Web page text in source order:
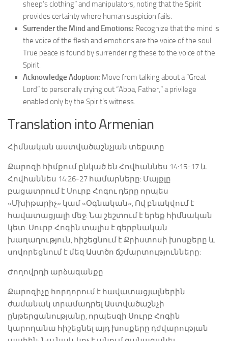
sheep’s clothing” and manipulators, noting that the Spirit
provides certainty where human suspicion fails.
Surrender the Mind and Emotions: Recognize that the mind is
the voice of the flesh and emotions are the voice of the soul.
True peace is found by surrendering these to the voice of the
Spirit.
Acknowledge Adoption: Move from talking about a “Great
Lord” to personally crying out “Abba, Father,” a privilege
enabled only by the Spirit’s witness.
Translation into Armenian
Հիմնական աստվածաշնչյան տեքստը
Քարոզի հիմքում ընկած են Հովհաննես 14:15-17 և
Հովհաննես 14:26-27 համարները: Մայքլը
բացատրում է Սուրբ Հոգու դերը որպես
«Մխիթարիչ» կամ «Օգնական», Ով բնակվում է
հավատացյալի մեջ: Նա շեշտում է երեք հիմնական
կետ. Սուրբ Հոգին տալիս է գերբնական
խաղաղություն, հիշեցնում է Քրիստոսի խոսքերը և
սովորեցնում է մեզ Աստծո ճշմարտությունները:
Ժողովրդի արձագանքը
Քարոզիչը հորդորում է հավատացյալներին
ժամանակ տրամադրել Աստվածաշնչի
ընթերցանությանը, որպեսզի Սուրբ Հոգին
կարողանա հիշեցնել այդ խոսքերը դժվարության